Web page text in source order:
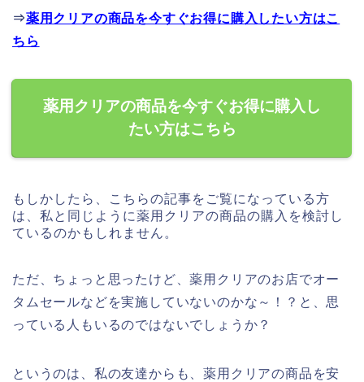
⇒薬用クリアの商品を今すぐお得に購入したい方はこ
ちら
薬用クリアの商品を今すぐお得に購入し
たい方はこちら
もしかしたら、こちらの記事をご覧になっている方
は、私と同じように薬用クリアの商品の購入を検討し
ているのかもしれません。
ただ、ちょっと思ったけど、薬用クリアのお店でオー
タムセールなどを実施していないのかな～！？と、思
っている人もいるのではないでしょうか？
というのは、私の友達からも、薬用クリアの商品を安